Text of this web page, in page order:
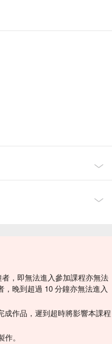
，即無法進入參加課程亦無法
晚到超過 10 分鐘亦無法進入
成作品，遲到超時將影響本課程
。